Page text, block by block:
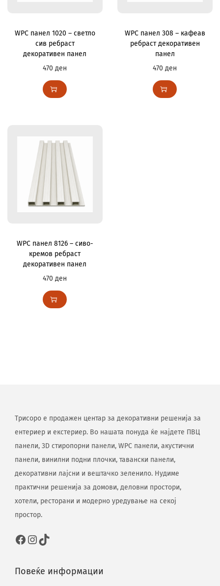
WPC панел 1020 – светло
сив ребраст
декоративен панел
470ден
WPC панел 308 – кафеав
ребраст декоративен
панел
470ден
WPC панел 8126 – сиво-
кремов ребраст
декоративен панел
470ден
Трисоро е продажен центар за декоративни решенија за
ентериер и екстериер. Во нашата понуда ќе најдете ПВЦ
панели, 3D стиропорни панели, WPC панели, акустични
панели, винилни подни плочки, тавански панели,
декоративни лајсни и вештачко зеленило. Нудиме
практични решенија за домови, деловни простори,
хотели, ресторани и модерно уредување на секој
простор.
Повеќе информации